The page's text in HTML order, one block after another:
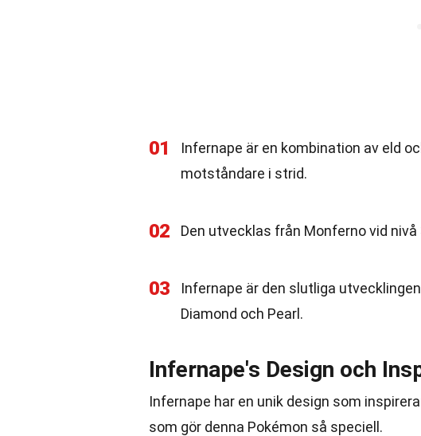
01
Infernape är en kombination av eld
motståndare i strid.
02 Den utvecklas från Monferno vid nivå
03
Infernape är den slutliga
Diamond och Pearl.
Infernape's Design och
Infernape har en unik design som
som gör denna Pokémon så speciell.